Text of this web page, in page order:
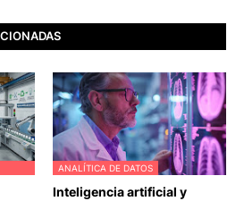
ANALÍTICA DE DATOS
Inteligencia artificial y